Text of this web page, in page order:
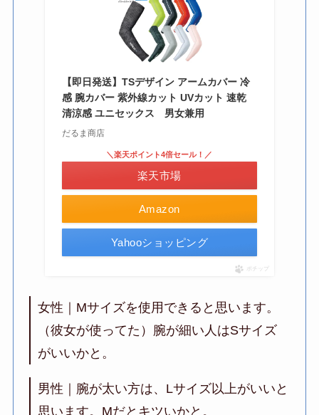
【即日発送】TSデザイン アームカバー 冷
感 腕カバー 紫外線カット UVカット 速乾
清涼感 ユニセックス 男女兼用
だるま商店
Amazon
＼楽天ポイント4倍セール！／
楽天市場
Yahooショッピング
ポチップ
女性｜Mサイズを使用できると思います。
（彼女が使ってた）腕が細い人はSサイズ
がいいかと。
男性｜腕が太い方は、Lサイズ以上がいいと
思います。Mだとキツいかと。